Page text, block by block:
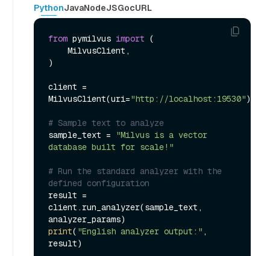
PythonJavaNodeJSGocURL
from pymilvus import (
)
client =
MilvusClient(uri="http://localhost:19530")
# Sample text to analyze
sample_text =
"Milvus is a vector
database built for scale!"
# Run the standard analyzer with the
defined configuration
result =
client.run_analyzer(sample_text,
print( "English analyzer output:" ,